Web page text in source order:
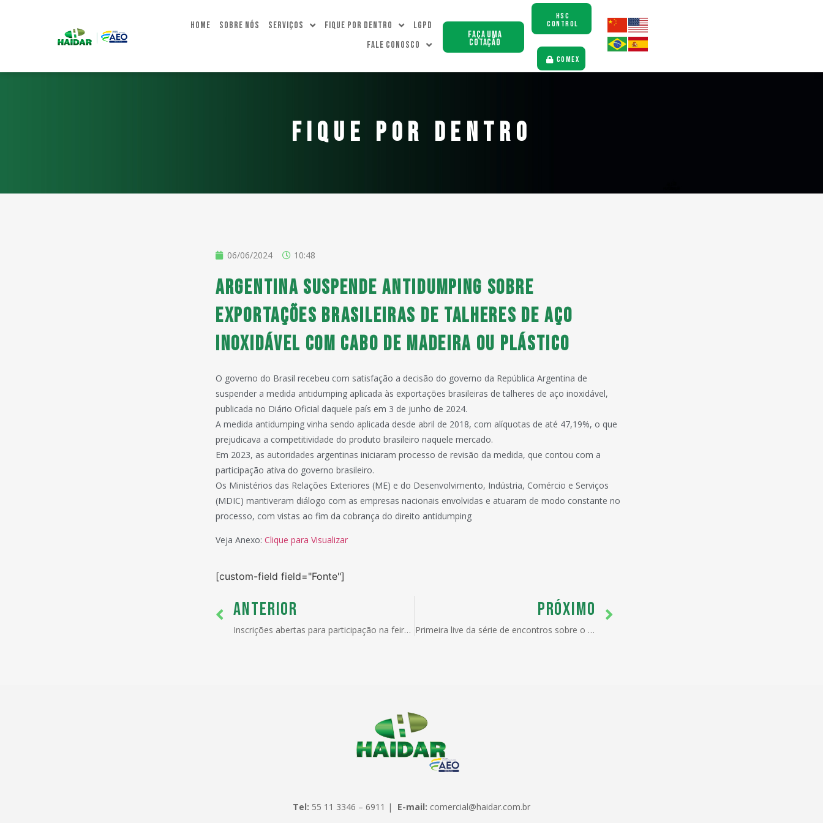
Home Sobre Nós Serviços Fique Por dentro
LGPD
Fale Conosco
Faça uma
Cotação
HSC
CONTROL
COMEX
FIQUE POR DENTRO
06/06/2024 10:48
Argentina suspende antidumping sobre
exportações brasileiras de talheres de aço
inoxidável com cabo de madeira ou plástico
O governo do Brasil recebeu com satisfação a decisão do governo da República Argentina de
suspender a medida antidumping aplicada às exportações brasileiras de talheres de aço inoxidável,
publicada no Diário Oficial daquele país em 3 de junho de 2024.
A medida antidumping vinha sendo aplicada desde abril de 2018, com alíquotas de até 47,19%, o que
prejudicava a competitividade do produto brasileiro naquele mercado.
Em 2023, as autoridades argentinas iniciaram processo de revisão da medida, que contou com a
participação ativa do governo brasileiro.
Os Ministérios das Relações Exteriores (ME) e do Desenvolvimento, Indústria, Comércio e Serviços
(MDIC) mantiveram diálogo com as empresas nacionais envolvidas e atuaram de modo constante no
processo, com vistas ao fim da cobrança do direito antidumping
Veja Anexo: Clique para Visualizar
[custom-field field="Fonte"]
ANTERIOR
Inscrições abertas para participação na feira internacional Expoalimentaria 2024 no Peru
PRÓXIMO
Primeira live da série de encontros sobre o desligamento do Siscomex LI/DI acontecerá em 07/06.
Tel: 55 11 3346 – 6911 | E-mail: comercial@haidar.com.br